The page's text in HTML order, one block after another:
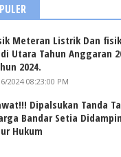
Meteran Listrik Dan
Utara Tahun Anggaran
2024.
2024 08:23:00 PM
Dipalsukan Tanda
Bandar Setia
Hukum